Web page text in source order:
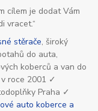
cílem je dodat Vám
vracet.“
stěrače, široký
do auta,
koberců a van do
roce 2001 ✓
Praha ✓
auto koberce a